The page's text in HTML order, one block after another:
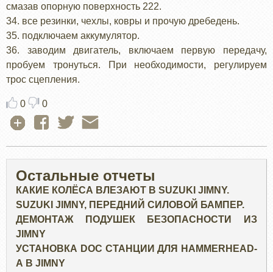
смазав опорную поверхность 222.
34. все резинки, чехлы, ковры и прочую дребедень.
35. подключаем аккумулятор.
36. заводим двигатель, включаем первую передачу,
пробуем тронуться. При необходимости, регулируем
трос сцепления.
0 0
Остальные отчеты
КАКИЕ КОЛЁСА ВЛЕЗАЮТ В SUZUKI JIMNY.
SUZUKI JIMNY, ПЕРЕДНИЙ СИЛОВОЙ БАМПЕР.
ДЕМОНТАЖ ПОДУШЕК БЕЗОПАСНОСТИ ИЗ
JIMNY
УСТАНОВКА DOC СТАНЦИИ ДЛЯ HAMMERHEAD-
А В JIMNY